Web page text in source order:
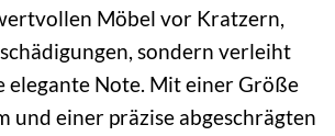
Möbel vor Kratzern,
sondern verleiht
elegante Note. Mit einer Größe
und einer präzise abgeschrägten